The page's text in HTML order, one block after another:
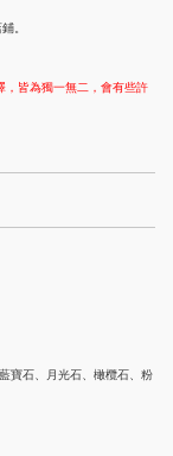
。
皆為獨一無二，會有些許
寶石、月光石、橄欖石、粉